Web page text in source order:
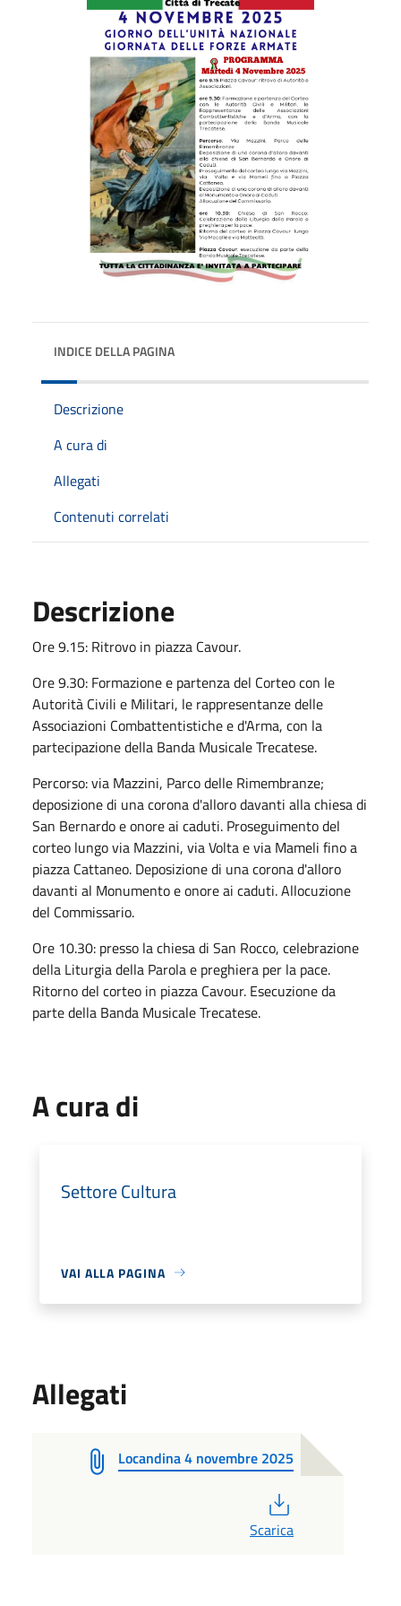
INDICE DELLA PAGINA
Descrizione
A cura di
Allegati
Contenuti correlati
Descrizione
Ore 9.15: Ritrovo in piazza Cavour.
Ore 9.30: Formazione e partenza del Corteo con le
Autorità Civili e Militari, le rappresentanze delle
Associazioni Combattentistiche e d'Arma, con la
partecipazione della Banda Musicale Trecatese.
Percorso: via Mazzini, Parco delle Rimembranze;
deposizione di una corona d'alloro davanti alla chiesa di
San Bernardo e onore ai caduti. Proseguimento del
corteo lungo via Mazzini, via Volta e via Mameli fino a
piazza Cattaneo. Deposizione di una corona d'alloro
davanti al Monumento e onore ai caduti. Allocuzione
del Commissario.
Ore 10.30: presso la chiesa di San Rocco, celebrazione
della Liturgia della Parola e preghiera per la pace.
Ritorno del corteo in piazza Cavour. Esecuzione da
parte della Banda Musicale Trecatese.
A cura di
Settore Cultura
VAI ALLA PAGINA
Allegati
Locandina 4 novembre 2025
Scarica